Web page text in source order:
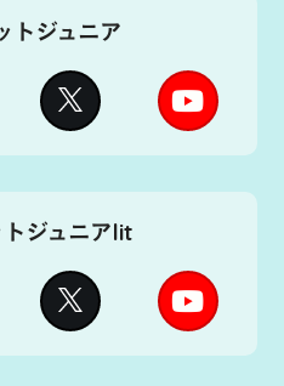
トジュニア
トジュニアlit